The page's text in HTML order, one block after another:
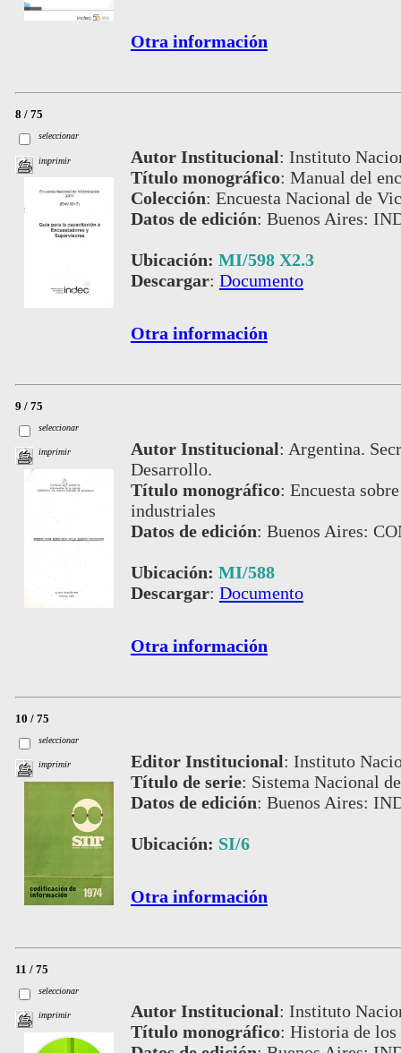
Otra información
8 / 75
seleccionar
imprimir Autor Institucional: Instituto
Título monográfico: Manual del
Colección: Encuesta Nacional de
Datos de edición: Buenos Aires:
Ubicación: MI/598 X2.3
Descargar: Documento
Otra información
9 / 75
seleccionar
imprimir Autor Institucional: Argentina.
Desarrollo.
Título monográfico: Encuesta
industriales
Datos de edición: Buenos Aires:
Ubicación: MI/588
Descargar: Documento
Otra información
10 / 75
seleccionar
imprimir Editor Institucional: Instituto
Título de serie: Sistema Nacional
Datos de edición: Buenos Aires:
Ubicación: SI/6
Otra información
11 / 75
seleccionar
imprimir Autor Institucional: Instituto
Título monográfico: Historia de los